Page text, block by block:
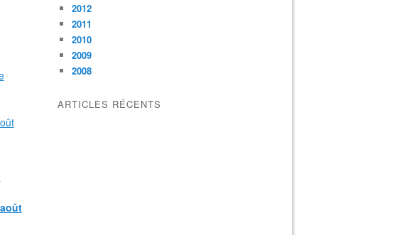
2012
2011
2010
2009
2008
ARTICLES RÉCENTS